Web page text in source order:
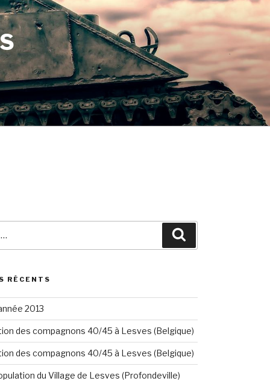
RÉCENTS
2013
des compagnons 40/45 à Lesves (Belgique)
des compagnons 40/45 à Lesves (Belgique)
du Village de Lesves (Profondeville)